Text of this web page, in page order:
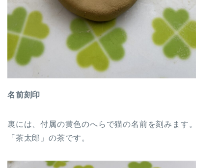
名前刻印
裏には、付属の黄色のへらで猫の名前を刻みます。
「茶太郎」の茶です。